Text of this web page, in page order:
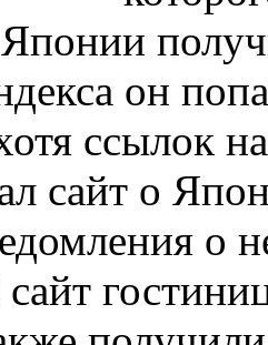
Японии
он
ссылок
сайт о
о